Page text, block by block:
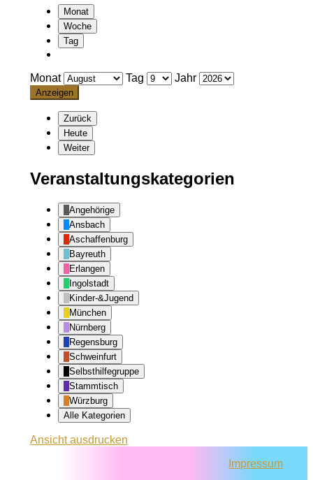
Monat
Woche
Tag
Monat Tag Jahr
Zurück
Heute
Weiter
Veranstaltungskategorien
Angehörige
Ansbach
Aschaffenburg
Bayreuth
Erlangen
Ingolstadt
Kinder-&Jugend
München
Nürnberg
Regensburg
Schweinfurt
Selbsthilfegruppe
Stammtisch
Würzburg
Alle Kategorien
Ansichtausdrucken
Impressum